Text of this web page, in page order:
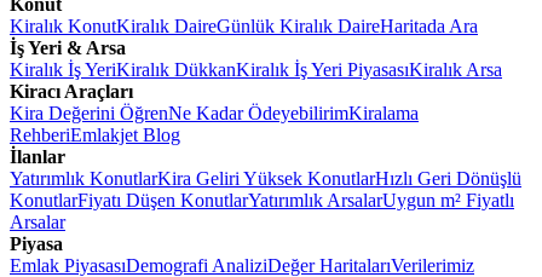
Konut
Kiralık KonutKiralık DaireGünlük Kiralık DaireHaritada Ara
İş Yeri & Arsa
Kiralık İş YeriKiralık DükkanKiralık İş Yeri PiyasasıKiralık Arsa
Kiracı Araçları
Kira Değerini ÖğrenNe Kadar ÖdeyebilirimKiralama
RehberiEmlakjet Blog
İlanlar
Yatırımlık KonutlarKira Geliri Yüksek KonutlarHızlı Geri Dönüşlü
KonutlarFiyatı Düşen KonutlarYatırımlık ArsalarUygun m² Fiyatlı
Arsalar
Piyasa
Emlak PiyasasıDemografi AnaliziDeğer HaritalarıVerilerimiz